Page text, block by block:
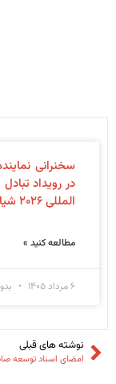
سخنرانی
در رویداد تبادل
المللی ۲۰۲۶ شیان
مطالعه کنید »
۶ مرداد ۱۴۰۵
نوشته های قبلی
امضای اسناد توسعه صادرات